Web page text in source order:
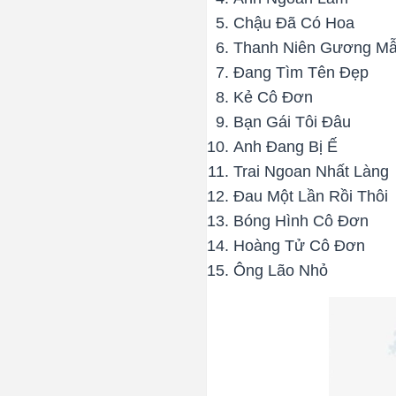
Chậu Đã Có Hoa
Thanh Niên Gương
Đang Tìm Tên Đẹp
Kẻ Cô Đơn
Bạn Gái Tôi Đâu
Anh Đang Bị Ế
Trai Ngoan Nhất Làng
Đau Một Lần Rồi Thôi
Bóng Hình Cô Đơn
Hoàng Tử Cô Đơn
Ông Lão Nhỏ